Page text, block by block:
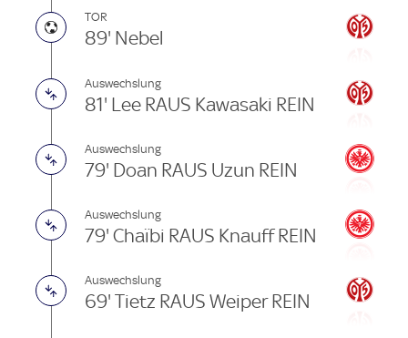
TOR
89' Nebel
Auswechslung
81' Lee RAUS Kawasaki REIN
Auswechslung
79' Doan RAUS Uzun REIN
Auswechslung
79' Chaïbi RAUS Knauff REIN
Auswechslung
69' Tietz RAUS Weiper REIN